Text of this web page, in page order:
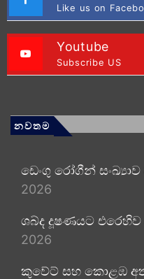
Like us on
Youtube
Subscribe US
නවතම
ඩෙංගු රෝගීන්
2026
ශබ්ද දූෂණයට
2026
කුවේට් සහ කොළඹ